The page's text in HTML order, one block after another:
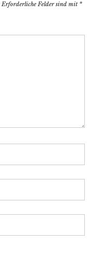
Erforderliche Felder sind mit *